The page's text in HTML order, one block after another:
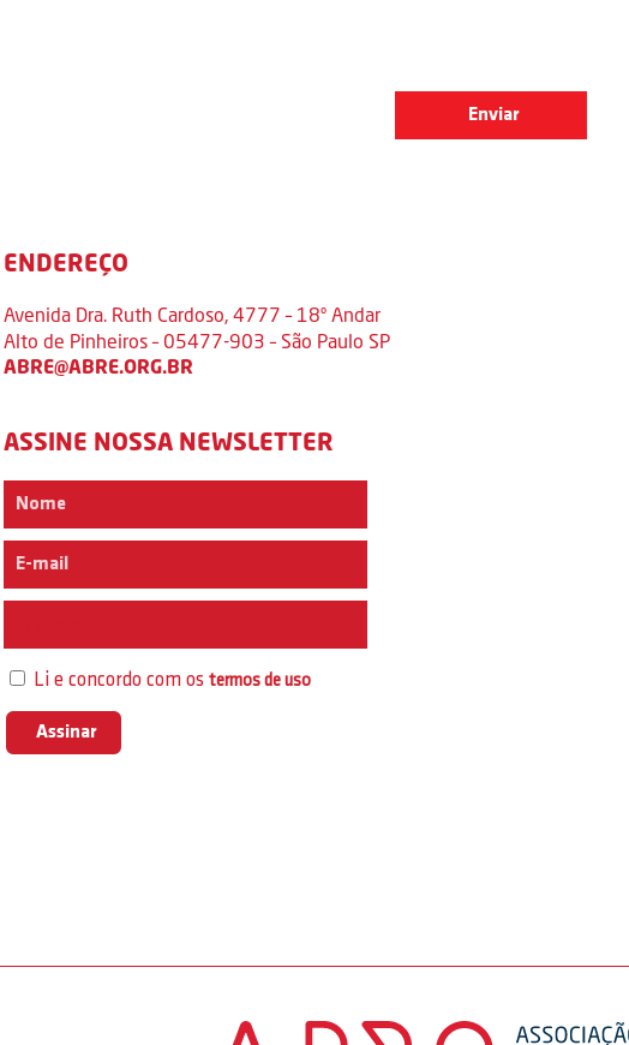
ENDEREÇO
Avenida Dra. Ruth Cardoso, 4777 – 18º Andar
Alto de Pinheiros – 05477-903 – São Paulo SP
ABRE@ABRE.ORG.BR
ASSINE NOSSA NEWSLETTER
Li e concordo com ostermos de uso